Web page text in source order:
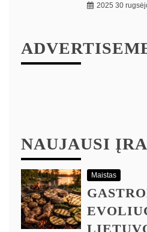
2025 30
NAUJAUSI
Maistas